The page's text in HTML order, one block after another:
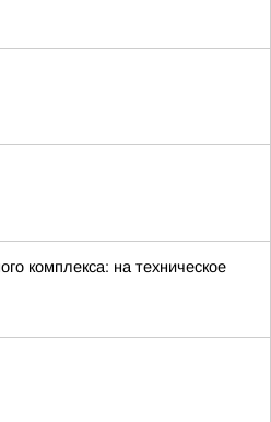
комплекса: на техническое